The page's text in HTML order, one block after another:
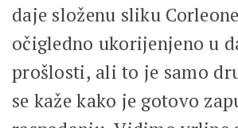
daje složenu sliku
očigledno ukorijenjeno u
prošlosti, ali to je samo
se kaže kako je gotovo